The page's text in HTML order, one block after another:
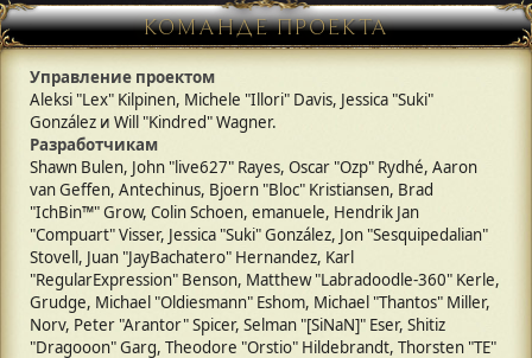
КОМАНДЕ ПРОЕКТА
Управление проектом
Aleksi "Lex" Kilpinen, Michele "Illori" Davis, Jessica "Suki"
González и Will "Kindred" Wagner.
Разработчикам
Shawn Bulen, John "live627" Rayes, Oscar "Ozp" Rydhé, Aaron
van Geffen, Antechinus, Bjoern "Bloc" Kristiansen, Brad
"IchBin™" Grow, Colin Schoen, emanuele, Hendrik Jan
"Compuart" Visser, Jessica "Suki" González, Jon "Sesquipedalian"
Stovell, Juan "JayBachatero" Hernandez, Karl
"RegularExpression" Benson, Matthew "Labradoodle-360" Kerle,
Grudge, Michael "Oldiesmann" Eshom, Michael "Thantos" Miller,
Norv, Peter "Arantor" Spicer, Selman "[SiNaN]" Eser, Shitiz
"Dragooon" Garg, Theodore "Orstio" Hildebrandt, Thorsten "TE"